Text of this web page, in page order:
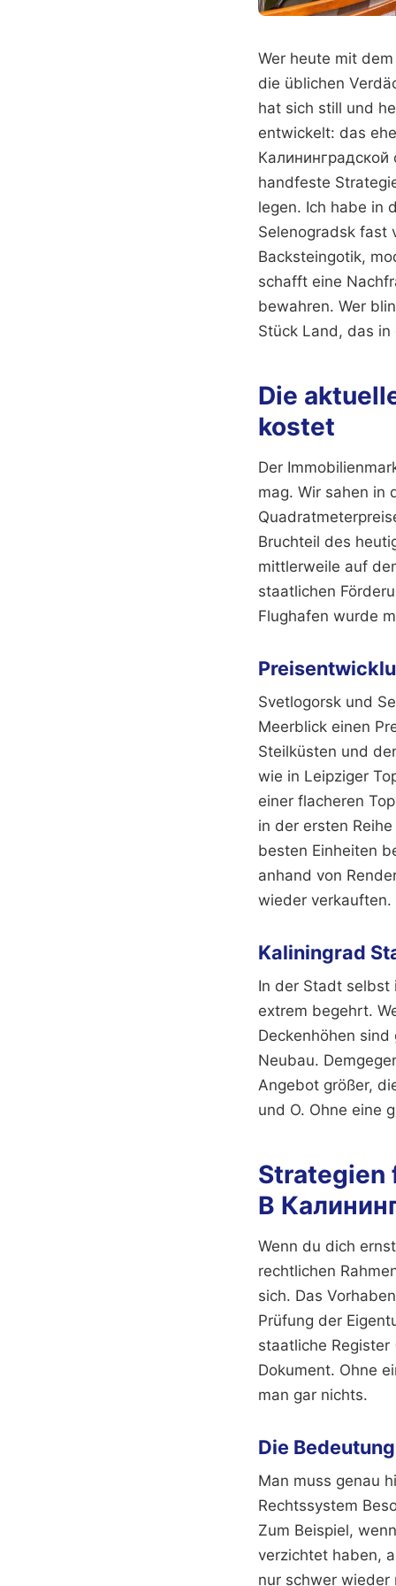
Wer heute mit
die üblichen
hat sich still und
entwickelt: das
handfeste
legen. Ich habe in
Selenogradsk fast
Backsteingotik,
schafft eine
bewahren. Wer
Stück Land, das
Die
kostet
Der
mag. Wir sahen in
Bruchteil des
mittlerweile auf
staatlichen
Flughafen wurde
Svetlogorsk und
Meerblick einen
Steilküsten und
wie in Leipziger
einer flacheren
in der ersten
besten Einheiten
anhand von
wieder
Kaliningrad
In der Stadt selbst
extrem begehrt.
Deckenhöhen
Neubau.
Angebot größer,
und O. Ohne eine
Strategien
В
Wenn du dich
rechtlichen
sich. Das
Prüfung der
staatliche
Dokument. Ohne
man gar nichts.
Die
Man muss genau
Rechtssystem
Zum Beispiel,
verzichtet haben,
nur schwer wieder